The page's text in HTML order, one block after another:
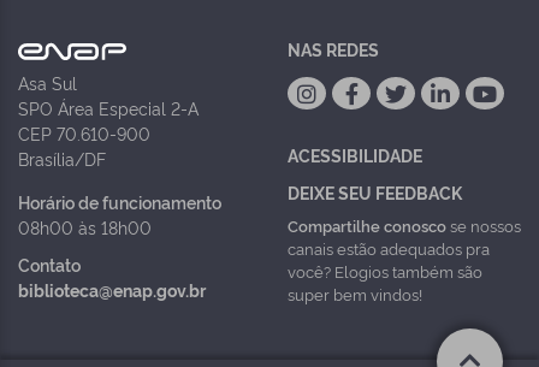
Asa Sul
SPO Área Especial 2-A
CEP 70.610-900
Brasília/DF
Horário de funcionamento
08h00 às 18h00
Contato
biblioteca@enap.gov.br
NAS REDES
ACESSIBILIDADE
DEIXE SEU FEEDBACK
Compartilhe conoscose nossos
canais estão adequados pra
você? Elogios também são
super bem vindos!